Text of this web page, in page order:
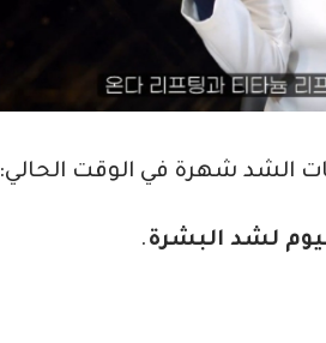
الشد شهرة في الوقت الحالي:
لشد البشرة .